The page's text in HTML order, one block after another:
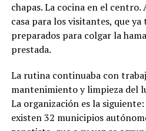
chapas. La cocina en el
casa para los visitantes, que
preparados para colgar la
prestada.
La rutina continuaba con
mantenimiento y limpieza del
La organización es la
existen 32 municipios